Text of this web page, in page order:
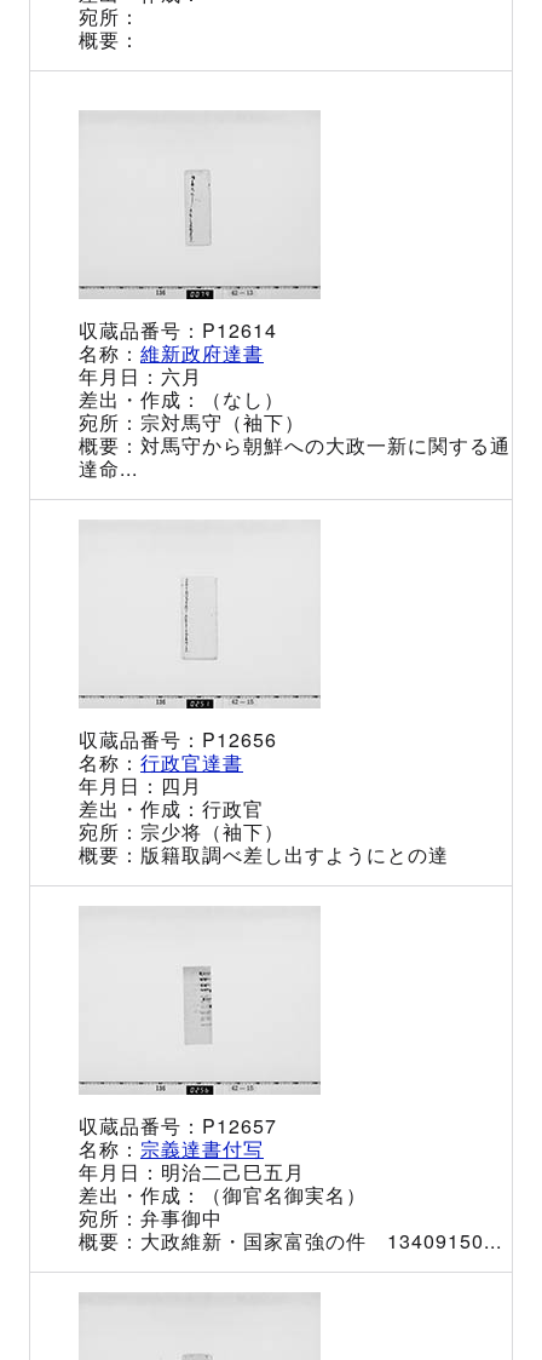
P12614
維新政府達書
六月
（なし）
宗対馬守（袖下）
対馬守から朝鮮への大政一新に関する通
達命...
P12656
行政官達書
四月
行政官
宗少将（袖下）
版籍取調べ差し出すようにとの達
P12657
宗義達書付写
明治二己巳五月
（御官名御実名）
弁事御中
大政維新・国家富強の件 13409150...